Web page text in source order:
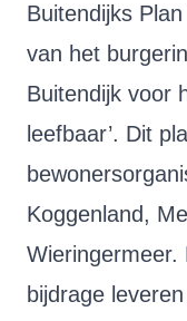
Buitendijks
van het
Buitendijk voor
leefbaar’. Dit
Koggenland,
Wieringermeer.
bijdrage